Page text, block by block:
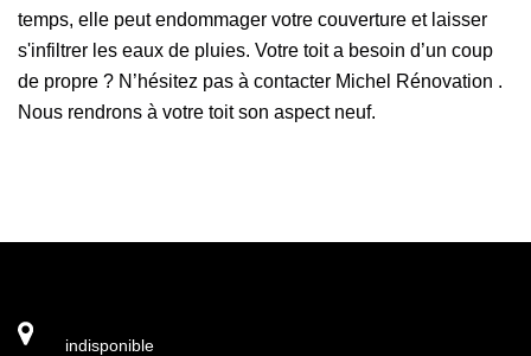
temps, elle peut endommager votre couverture et laisser
s'infiltrer les eaux de pluies. Votre toit a besoin d’un coup
de propre ? N’hésitez pas à contacter Michel Rénovation .
Nous rendrons à votre toit son aspect neuf.
indisponible